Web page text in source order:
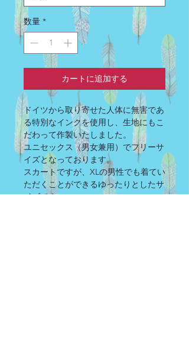
数量 *
カートに追加する
ドイツから取り寄せた人体に無害であ
る特別なインクを使用し、生地にもこ
だわって作製いたしました。
ユニセックス（男女兼用）でフリーサ
イズとなっております。
スカートですが、XLの男性でも着てい
ただくことができるゆったりとしたサ
イズです。